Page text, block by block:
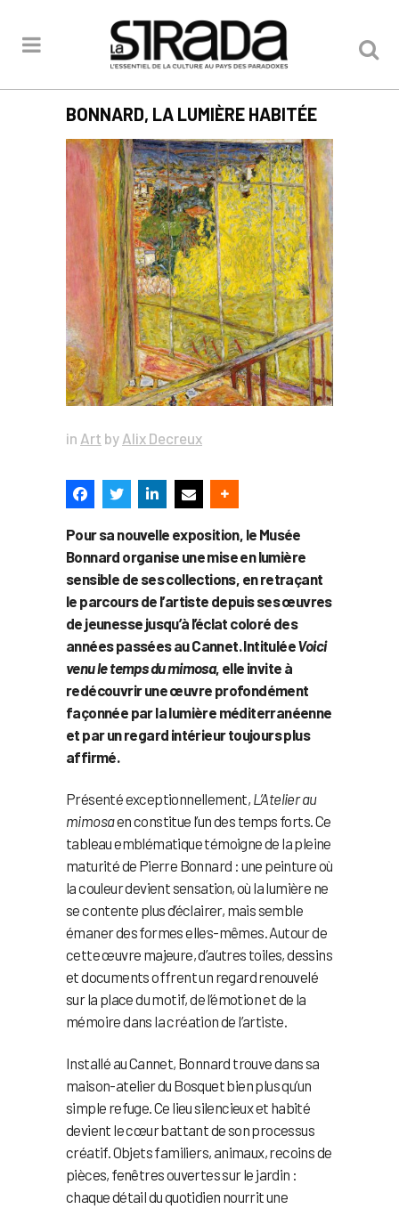
BONNARD, LA LUMIÈRE HABITÉE
in Art by Alix Decreux
Pour sa nouvelle exposition, le Musée
Bonnard organise une mise en lumière
sensible de ses collections, en retraçant
le parcours de l’artiste depuis ses œuvres
de jeunesse jusqu’à l’éclat coloré des
années passées au Cannet. IntituléeVoici
venu le temps du mimosa, elle invite à
redécouvrir une œuvre profondément
façonnée par la lumière méditerranéenne
et par un regard intérieur toujours plus
affirmé.
Présenté exceptionnellement, L’Atelier au
mimosaen constitue l’un des temps forts. Ce
tableau emblématique témoigne de la pleine
maturité de Pierre Bonnard : une peinture où
la couleur devient sensation, où la lumière ne
se contente plus d’éclairer, mais semble
émaner des formes elles-mêmes. Autour de
cette œuvre majeure, d’autres toiles, dessins
et documents offrent un regard renouvelé
sur la place du motif, de l’émotion et de la
mémoire dans la création de l’artiste.
Installé au Cannet, Bonnard trouve dans sa
maison-atelier du Bosquet bien plus qu’un
simple refuge. Ce lieu silencieux et habité
devient le cœur battant de son processus
créatif. Objets familiers, animaux, recoins de
pièces, fenêtres ouvertes sur le jardin :
chaque détail du quotidien nourrit une